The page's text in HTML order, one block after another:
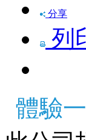
分享
列
體驗